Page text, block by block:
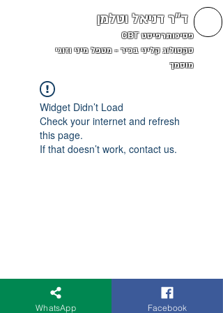
ד"ר דניאל וטלמן
פסיכותרפיסט CBT
סקסולוג קליני בכיר - מטפל מיני וזוגי
מוסמך
Widget Didn’t Load
Check your internet and refresh
this page.
If that doesn’t work, contact us.
WhatsApp Facebook